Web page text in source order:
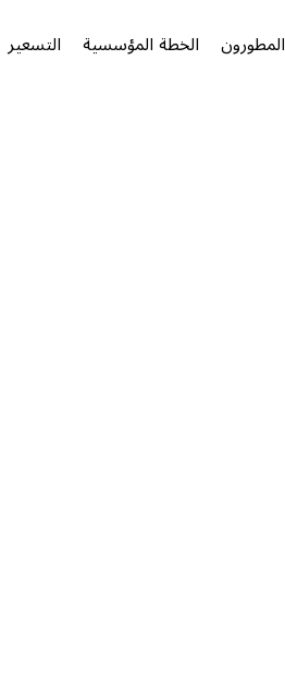
المطورون الخطة المؤسسية التسعير